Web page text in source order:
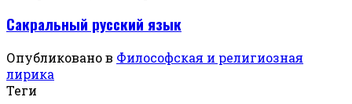
Сакральный русский язык
Опубликовано в Философская и религиозная
лирика
Теги